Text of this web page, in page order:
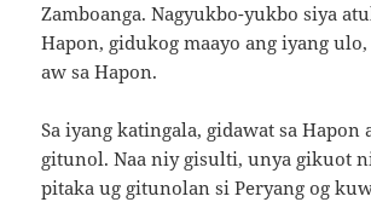
Zamboanga. Nagyukbo-yukbo siya
Hapon, gidukog maayo ang iyang
aw sa Hapon.
Sa iyang katingala, gidawat sa Hapon
gitunol. Naa niy gisulti, unya gikuot
pitaka ug gitunolan si Peryang og